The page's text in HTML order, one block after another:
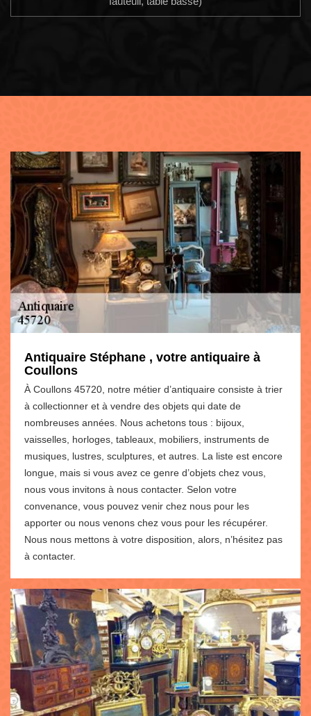
Antiquaire Stéphane , votre antiquaire à
Coullons
À Coullons 45720, notre métier d’antiquaire consiste à trier
à collectionner et à vendre des objets qui date de
nombreuses années. Nous achetons tous : bijoux,
vaisselles, horloges, tableaux, mobiliers, instruments de
musiques, lustres, sculptures, et autres. La liste est encore
longue, mais si vous avez ce genre d’objets chez vous,
nous vous invitons à nous contacter. Selon votre
convenance, vous pouvez venir chez nous pour les
apporter ou nous venons chez vous pour les récupérer.
Nous nous mettons à votre disposition, alors, n’hésitez pas
à contacter.